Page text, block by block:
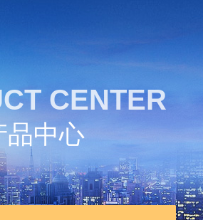
CENTER
品中心